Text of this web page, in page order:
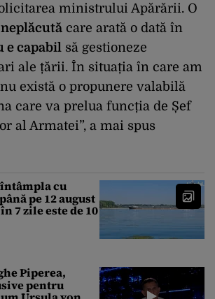
ministrului Apărării. O
care arată o dată în
e capabil să gestioneze
ale țării. În situația în care am
există o propunere valabilă
care va prelua funcția de Șef
al Armatei”, a mai spus
întâmpla cu
pe 12 august
7 zile este de 10
Piperea,
pentru